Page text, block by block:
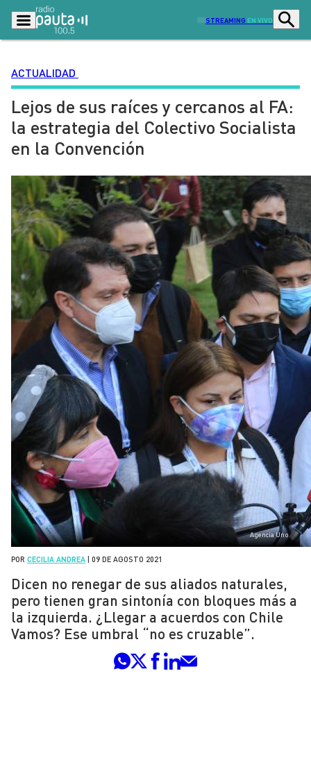
STREAMING EN VIVO
Podcasts Programas
Lo Último Actualidad
Ciudad
Radio en vivo Sostenibilidad
Tendencias Deportes
Entretención y Cultura Opinión
Dato en Pauta Señal 2
Contenido Patrocinado
ACTUALIDAD
Lejos de sus raíces y cercanos al FA:
la estrategia del Colectivo Socialista
en la Convención
Agencia Uno
POR CECILIA ANDREA 09 DE AGOSTO 2021
Dicen no renegar de sus aliados naturales,
pero tienen gran sintonía con bloques más a
la izquierda. ¿Llegar a acuerdos con Chile
Vamos? Ese umbral “no es cruzable”.